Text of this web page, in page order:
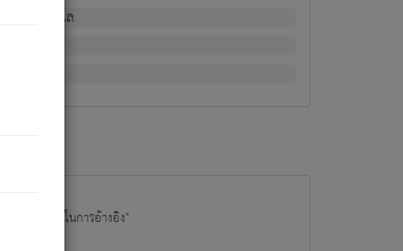
ไป). ดังนี้แล
อมูลไปใช้ในการอ้างอิง"